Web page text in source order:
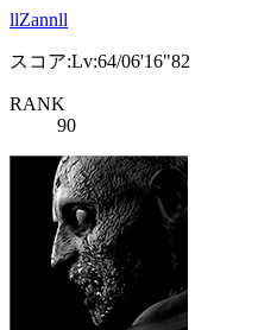
llZannll
スコア:Lv:64/06'16"82
RANK
90